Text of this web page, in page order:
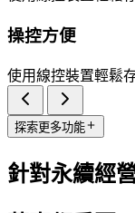
操控方便
使用線控裝置輕鬆
探索更多功能
針對永續經